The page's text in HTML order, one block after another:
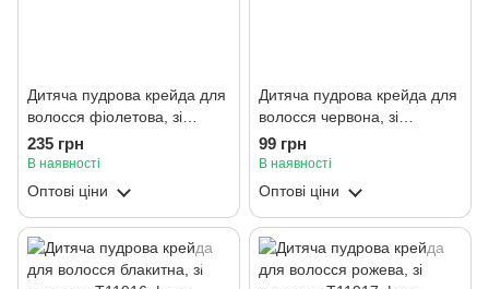
Дитяча пудрова крейда для
волосся фіолетова, зі
спонжем
235 грн
В наявності
Оптові ціни
Дитяча пудрова крейда для
волосся червона, зі
спонжем
99 грн
В наявності
Оптові ціни